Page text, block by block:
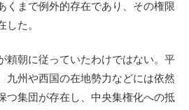
くまで例外的存在であり、その権限
した。
頼朝に従っていたわけではない。平
九州や西国の在地勢力などには依然
つ集団が存在し、中央集権化への抵